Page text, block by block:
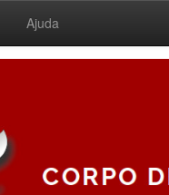
Ajuda